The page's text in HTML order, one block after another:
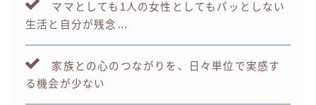
ママとしても1人の女性としてもパッとしない
生活と自分が残念…
家族との心のつながりを、日々単位で実感す
る機会が少ない